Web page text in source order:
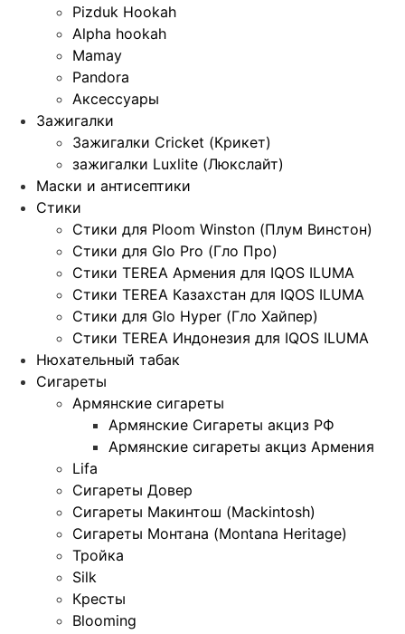
Pizduk Hookah
Alpha hookah
Mamay
Pandora
Аксессуары
Зажигалки
Зажигалки Cricket (Крикет)
зажигалки Luxlite (Люкслайт)
Маски и антисептики
Стики
Стики для Ploom Winston (Плум Винстон)
Стики для Glo Pro (Гло Про)
Стики TEREA Армения для IQOS ILUMA
Стики TEREA Казахстан для IQOS ILUMA
Стики для Glo Hyper (Гло Хайпер)
Стики TEREA Индонезия для IQOS ILUMA
Нюхательный табак
Сигареты
Армянские сигареты
Армянские Сигареты акциз РФ
Армянские сигареты акциз Армения
Lifa
Сигареты Довер
Сигареты Макинтош (Mackintosh)
Сигареты Монтана (Montana Heritage)
Тройка
Silk
Кресты
Blooming